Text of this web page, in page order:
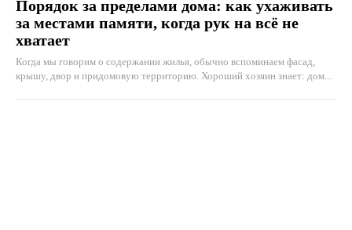
Порядок за пределами дома: как ухаживать
за местами памяти, когда рук на всё не
хватает
Когда мы говорим о содержании жилья, обычно вспоминаем фасад,
крышу, двор и придомовую территорию. Хороший хозяин знает: дом...